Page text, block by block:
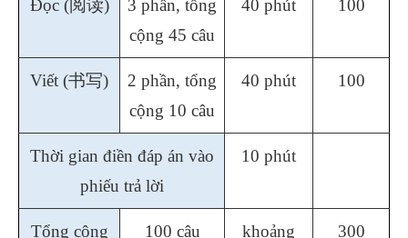
Đọc ( 阅读)
3 phần, tổng
cộng 45 câu
40 phút 100
Viết (书写)
2 phần, tổng
cộng 10 câu
40 phút 100
Thời gian điền đáp án vào
phiếu trả lời
10 phút
Tổng cộng 100 câu
khoảng
300